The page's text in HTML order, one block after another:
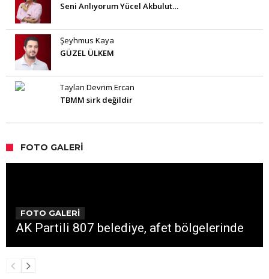
Seni Anlıyorum Yücel Akbulut…
Şeyhmus Kaya
GÜZEL ÜLKEM
Taylan Devrim Ercan
TBMM sirk değildir
FOTO GALERI
FOTO GALERİ
AK Partili 807 belediye, afet bölgelerinde